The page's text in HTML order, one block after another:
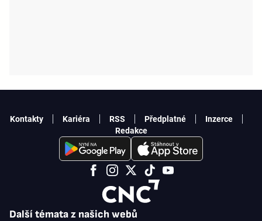
Další témata z našich webů
Kontakty Kariéra RSS Předplatné
Inzerce
Redakce